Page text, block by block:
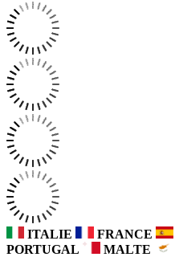
ITALIE FRANCE
PORTUGAL
MALTE